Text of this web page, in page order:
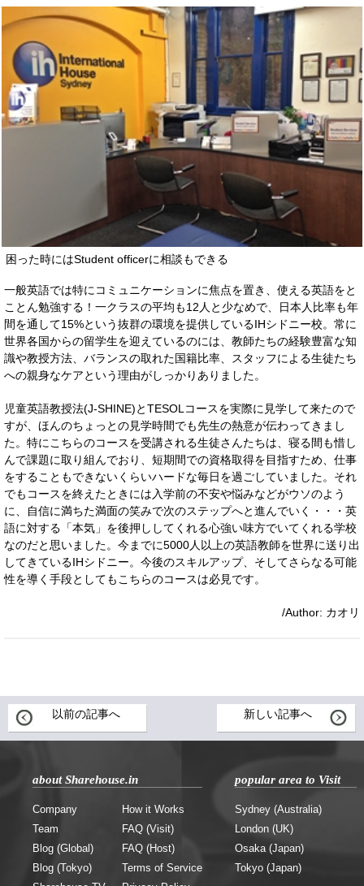
困った時にはStudent officerに相談もできる
一般英語では特にコミュニケーションに焦点を置き、使える英語をと
ことん勉強する！一クラスの平均も12人と少なめで、日本人比率も年
間を通して15%という抜群の環境を提供しているIHシドニー校。常に
世界各国からの留学生を迎えているのには、教師たちの経験豊富な知
識や教授方法、バランスの取れた国籍比率、スタッフによる生徒たち
への親身なケアという理由がしっかりありました。
児童英語教授法(J-SHINE)とTESOLコースを実際に見学して来たので
すが、ほんのちょっとの見学時間でも先生の熱意が伝わってきまし
た。特にこちらのコースを受講される生徒さんたちは、寝る間も惜し
んで課題に取り組んでおり、短期間での資格取得を目指すため、仕事
をすることもできないくらいハードな毎日を過ごしていました。それ
でもコースを終えたときには入学前の不安や悩みなどがウソのよう
に、自信に満ちた満面の笑みで次のステップへと進んでいく・・・英
語に対する「本気」を後押ししてくれる心強い味方でいてくれる学校
なのだと思いました。今までに5000人以上の英語教師を世界に送り出
してきているIHシドニー。今後のスキルアップ、そしてさらなる可能
性を導く手段としてもこちらのコースは必見です。
/Author: カオリ
以前の記事へ 新しい記事へ
about Sharehouse.in
Company
Team
Blog (Global)
Blog (Tokyo)
How it Works
FAQ (Visit)
FAQ (Host)
Terms of Service
popular area to Visit
Sydney (Australia)
London (UK)
Osaka (Japan)
Tokyo (Japan)